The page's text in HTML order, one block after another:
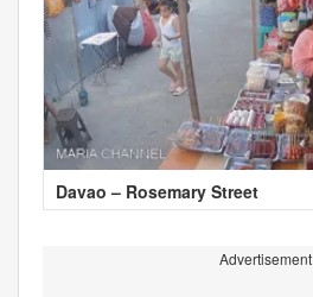
Davao – Rosemary Street
Advertisement